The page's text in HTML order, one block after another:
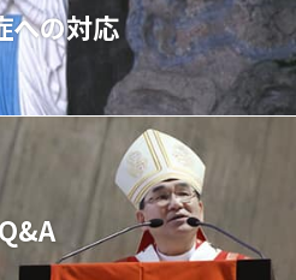
への対応
Q&A